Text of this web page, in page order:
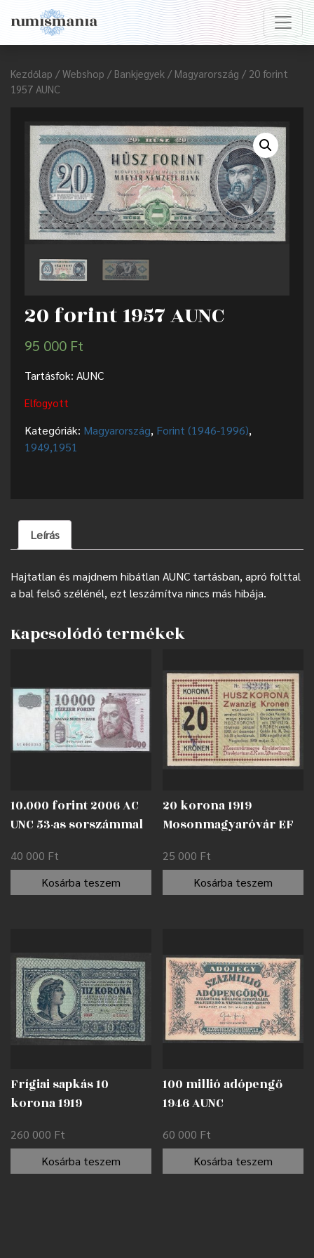
Kezdőlap / Webshop / Bankjegyek / Magyarország / 20 forint
1957 AUNC
20 forint 1957 AUNC
95 000 Ft
Tartásfok: AUNC
Elfogyott
Kategóriák: Magyarország, Forint (1946-1996),
1949,1951
Leírás
Hajtatlan és majdnem hibátlan AUNC tartásban, apró folttal
a bal felső szélénél, ezt leszámítva nincs más hibája.
Kapcsolódó termékek
10.000 forint 2006 AC
UNC 53-as sorszámmal
40 000 Ft
Kosárba teszem
20 korona 1919
Mosonmagyaróvár EF
25 000 Ft
Kosárba teszem
Frígiai sapkás 10
korona 1919
260 000 Ft
Kosárba teszem
100 millió adópengő
1946 AUNC
60 000 Ft
Kosárba teszem